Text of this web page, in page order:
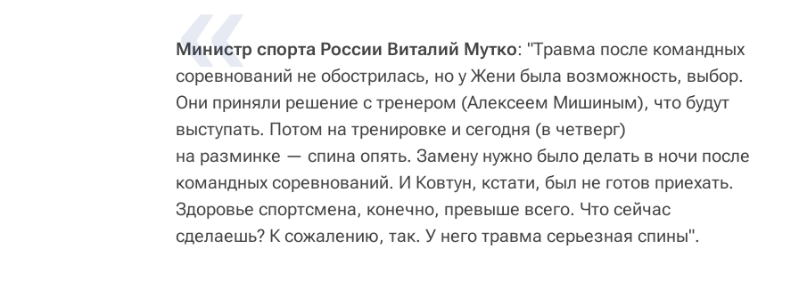
Министр спорта России Виталий Мутко: "Травма после командных
соревнований не обострилась, но у Жени была возможность, выбор.
Они приняли решение с тренером (Алексеем Мишиным), что будут
выступать. Потом на тренировке и сегодня (в четверг)
на разминке — спина опять. Замену нужно было делать в ночи после
командных соревнований. И Ковтун, кстати, был не готов приехать.
Здоровье спортсмена, конечно, превыше всего. Что сейчас
сделаешь? К сожалению, так. У него травма серьезная спины".